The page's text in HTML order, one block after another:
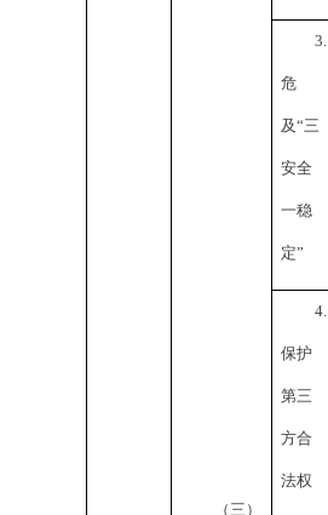
（三）
3.
危
及“三
安全
一稳
定”
4.
保护
第三
方合
法权